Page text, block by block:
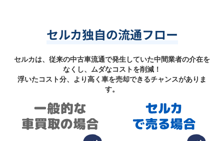
セルカ独自の流通フロー
セルカは、従来の中古車流通で発生していた中間業者の介在を
なくし、ムダなコストを削減！
浮いたコスト分、より高く車を売却できるチャンスがありま
す。